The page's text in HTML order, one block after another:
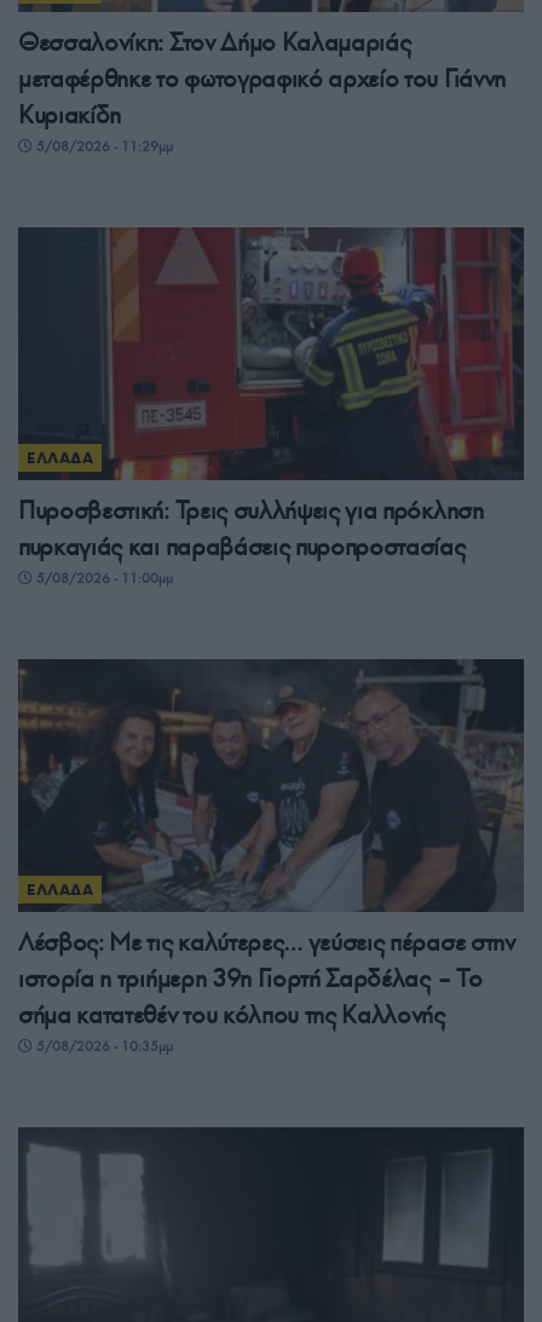
Θεσσαλονίκη: Στον Δήμο Καλαμαριάς
μεταφέρθηκε το φωτογραφικό αρχείο του Γιάννη
Κυριακίδη
5/08/2026 - 11:29μμ
ΕΛΛΑΔΑ
Πυροσβεστική: Τρεις συλλήψεις για πρόκληση
πυρκαγιάς και παραβάσεις πυροπροστασίας
5/08/2026 - 11:00μμ
ΕΛΛΑΔΑ
Λέσβος: Με τις καλύτερες… γεύσεις πέρασε στην
ιστορία η τριήμερη 39η Γιορτή Σαρδέλας – Το
σήμα κατατεθέν του κόλπου της Καλλονής
5/08/2026 - 10:35μμ